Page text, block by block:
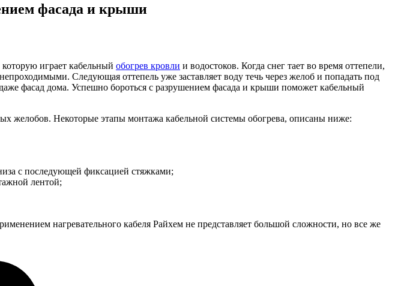
фасада и крыши
играет кабельный обогрев кровли и водостоков. Когда снег тает во время оттепели,
Следующая оттепель уже заставляет воду течь через желоб и попадать под
фасад дома. Успешно бороться с разрушением фасада и крыши поможет кабельный
желобов. Некоторые этапы монтажа кабельной системы обогрева, описаны ниже:
с последующей фиксацией стяжками;
лентой;
нагревательного кабеля Райхем не представляет большой сложности, но все же